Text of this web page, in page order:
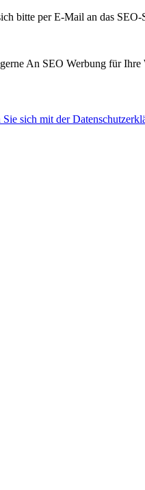
bitte per E-Mail an das
An SEO Werbung für Ihre
sich mit der